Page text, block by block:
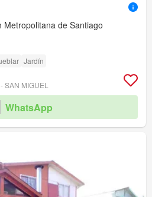
Metropolitana de Santiago
Jardín
SAN MIGUEL
WhatsApp